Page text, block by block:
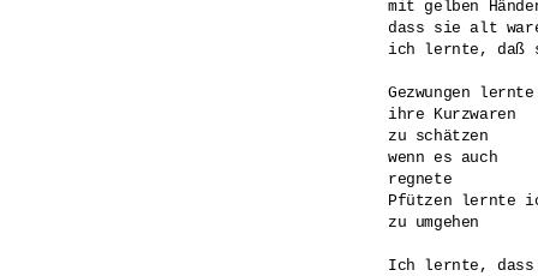
mit gelben
dass sie alt
ich lernte, daß
Gezwungen
ihre Kurzwaren
zu schätzen
wenn es auch
regnete
Pfützen lernte
zu umgehen
Ich lernte, dass